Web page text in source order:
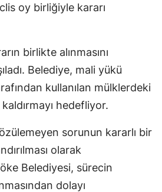
oy birliğiyle kararı
birlikte alınmasını
Belediye, mali yükü
kullanılan mülklerdeki
hedefliyor.
sorunun kararlı bir
olarak
Belediyesi, sürecin
dolayı